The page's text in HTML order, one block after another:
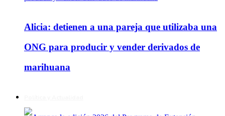
Alicia: detienen a una pareja que utilizaba una
ONG para producir y vender derivados de
marihuana